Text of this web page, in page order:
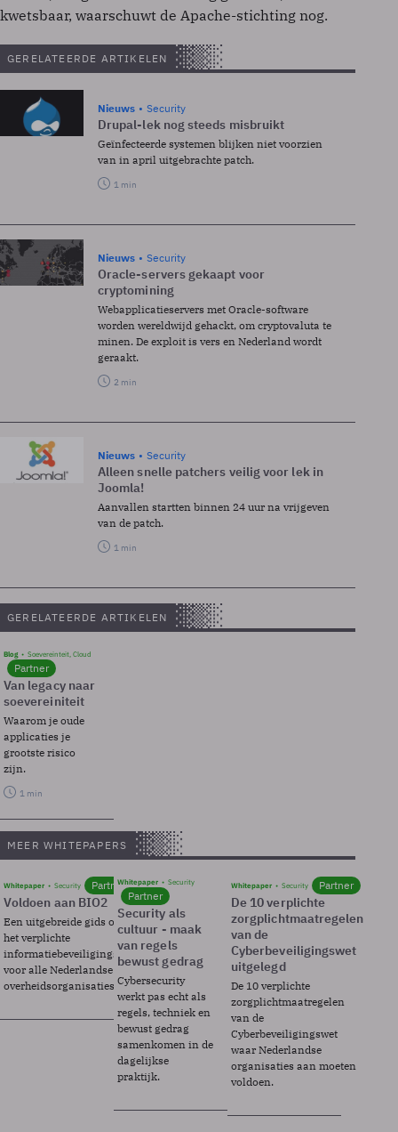
kwetsbaar, waarschuwt de Apache-stichting nog.
GERELATEERDE ARTIKELEN
Nieuws Security
Drupal-lek nog steeds misbruikt
Geïnfecteerde systemen blijken niet voorzien
van in april uitgebrachte patch.
1 min
Nieuws Security
Oracle-servers gekaapt voor
cryptomining
Webapplicatieservers met Oracle-software
worden wereldwijd gehackt, om cryptovaluta te
minen. De exploit is vers en Nederland wordt
geraakt.
2 min
Nieuws Security
Alleen snelle patchers veilig voor lek in
Joomla!
Aanvallen startten binnen 24 uur na vrijgeven
van de patch.
1 min
GERELATEERDE ARTIKELEN
Blog Soevereinteit, Cloud
Partner
Van legacy naar
soevereiniteit
Waarom je oude
applicaties je
grootste risico
zijn.
1 min
MEER WHITEPAPERS
Whitepaper Security Partner
Voldoen aan BIO2
Een uitgebreide gids over BIO2,
het verplichte
informatiebeveiligingsframework
voor alle Nederlandse
overheidsorganisaties.
Whitepaper Security
Partner
Security als
cultuur - maak
van regels
bewust gedrag
Cybersecurity
werkt pas echt als
regels, techniek en
bewust gedrag
samenkomen in de
dagelijkse
praktijk.
Whitepaper Security Partner
De 10 verplichte
zorgplichtmaatregelen
van de
Cyberbeveiligingswet
uitgelegd
De 10 verplichte
zorgplichtmaatregelen
van de
Cyberbeveiligingswet
waar Nederlandse
organisaties aan moeten
voldoen.